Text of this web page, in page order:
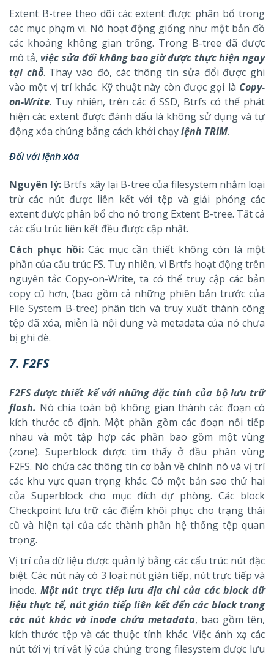
Extent B-tree theo dõi các extent được phân bổ trong
các mục phạm vi. Nó hoạt động giống như một bản đồ
các khoảng không gian trống. Trong B-tree đã được
mô tả,việc sửa đổi không bao giờ được thực hiện ngay
tại chỗ. Thay vào đó, các thông tin sửa đổi được ghi
vào một vị trí khác. Kỹ thuật này còn được gọi là Copy-
on-Write. Tuy nhiên, trên các ổ SSD, Btrfs có thể phát
hiện các extent được đánh dấu là không sử dụng và tự
động xóa chúng bằng cách khởi chạylệnh TRIM.
Đối với lệnh xóa
Nguyên lý: Brtfs xây lại B-tree của filesystem nhằm loại
trừ các nút được liên kết với tệp và giải phóng các
extent được phân bổ cho nó trong Extent B-tree. Tất cả
các cấu trúc liên kết đều được cập nhật.
Cách phục hồi:Các mục cần thiết không còn là một
phần của cấu trúc FS. Tuy nhiên, vì Brtfs hoạt động trên
nguyên tắc Copy-on-Write, ta có thể truy cập các bản
copy cũ hơn, (bao gồm cả những phiên bản trước của
File System B-tree) phân tích và truy xuất thành công
tệp đã xóa, miễn là nội dung và metadata của nó chưa
bị ghi đè.
7. F2FS
F2FS được thiết kế với những đặc tính của bộ lưu trữ
flash. Nó chia toàn bộ không gian thành các đoạn có
kích thước cố định. Một phần gồm các đoạn nối tiếp
nhau và một tập hợp các phần bao gồm một vùng
(zone). Superblock được tìm thấy ở đầu phân vùng
F2FS. Nó chứa các thông tin cơ bản về chính nó và vị trí
các khu vực quan trọng khác. Có một bản sao thứ hai
của Superblock cho mục đích dự phòng. Các block
Checkpoint lưu trữ các điểm khôi phục cho trạng thái
cũ và hiện tại của các thành phần hệ thống tệp quan
trọng.
Vị trí của dữ liệu được quản lý bằng các cấu trúc nút đặc
biệt. Các nút này có 3 loại: nút gián tiếp, nút trực tiếp và
inode. Một nút trực tiếp lưu địa chỉ của các block dữ
liệu thực tế, nút gián tiếp liên kết đến các block trong
các nút khác và inode chứa metadata, bao gồm tên,
kích thước tệp và các thuộc tính khác. Việc ánh xạ các
nút tới vị trí vật lý của chúng trong filesystem được lưu